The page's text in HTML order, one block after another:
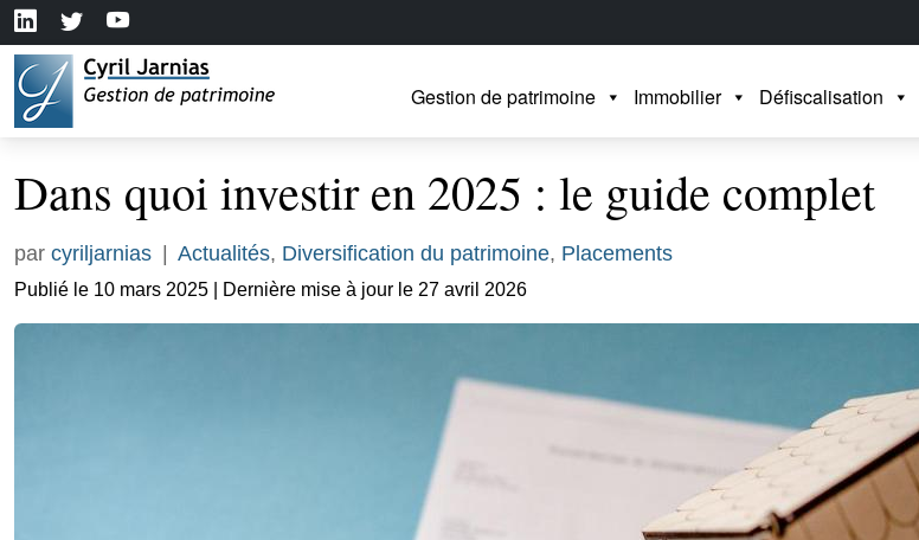
Gestion de patrimoine Immobilier Défiscalisation
Dans quoi investir en 2025 : le guide complet
par cyriljarnias Actualités, Diversification du patrimoine, Placements
Publié le 10 mars 2025 | Dernière mise à jour le 27 avril 2026